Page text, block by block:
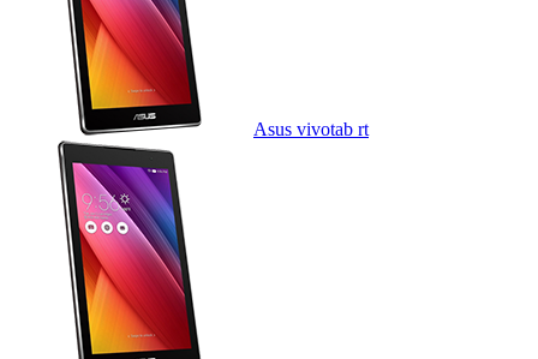
Asus vivotab rt